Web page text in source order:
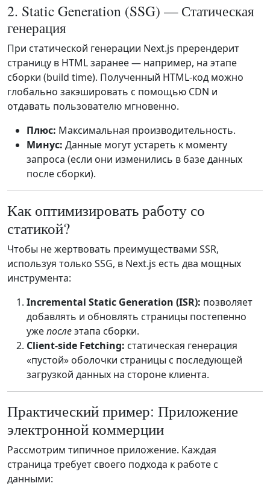
2. Static Generation (SSG) — Статическая
генерация
При статической генерации Next.js пререндерит
страницу в HTML заранее — например, на этапе
сборки (build time). Полученный HTML-код можно
глобально закэшировать с помощью CDN и
отдавать пользователю мгновенно.
Плюс: Максимальная производительность.
Минус: Данные могут устареть к моменту
запроса (если они изменились в базе данных
после сборки).
Как оптимизировать работу со
статикой?
Чтобы не жертвовать преимуществами SSR,
используя только SSG, в Next.js есть два мощных
инструмента:
Incremental Static Generation (ISR): позволяет
добавлять и обновлять страницы постепенно
ужепослеэтапа сборки.
Client-side Fetching: статическая генерация
«пустой» оболочки страницы с последующей
загрузкой данных на стороне клиента.
Практический пример: Приложение
электронной коммерции
Рассмотрим типичное приложение. Каждая
страница требует своего подхода к работе с
данными: